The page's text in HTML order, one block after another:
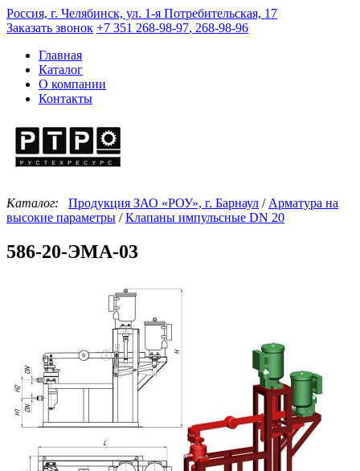
Россия, г. Челябинск, ул. 1-я Потребительская, 17
Заказать звонок +7 351 268-98-97, 268-98-96
Главная
Каталог
О компании
Контакты
Каталог: Продукция ЗАО «РОУ», г. Барнаул / Арматура на
высокие параметры /Клапаны импульсные DN 20
586-20-ЭМА-03